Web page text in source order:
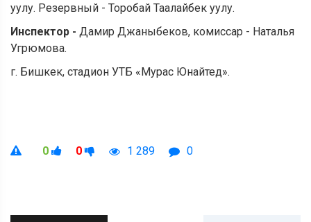
уулу. Резервный - Торобай Таалайбек уулу.
Инспектор - Дамир Джаныбеков, комиссар - Наталья
Угрюмова.
г. Бишкек, стадион УТБ «Мурас Юнайтед».
0 0 1 289 0